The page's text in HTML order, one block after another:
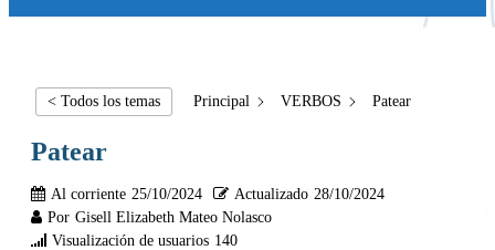
< Todos los temas Principal VERBOS Patear
Patear
Al corriente 25/10/2024 Actualizado 28/10/2024
Por Gisell Elizabeth Mateo Nolasco
Visualización de usuarios 140